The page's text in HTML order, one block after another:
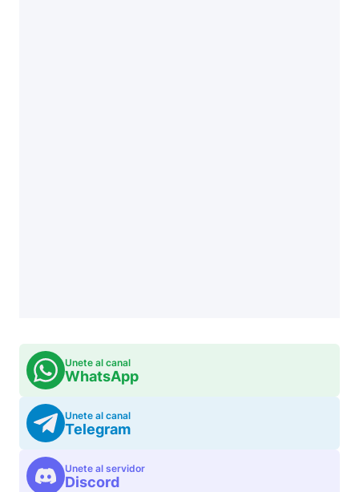
Unete al canal
WhatsApp
Unete al canal
Telegram
Unete al servidor
Discord